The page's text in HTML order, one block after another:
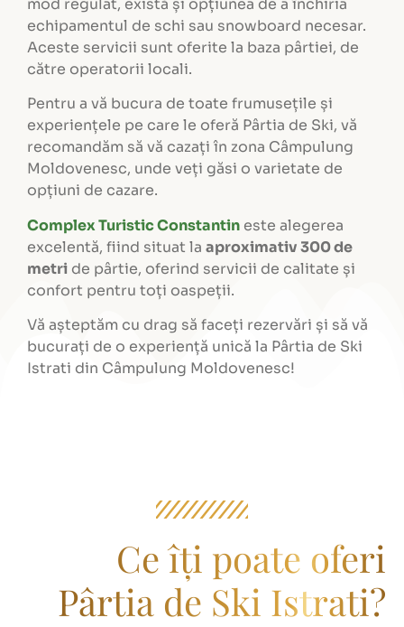
mod regulat, există și opțiunea de a închiria
echipamentul de schi sau snowboard necesar.
Aceste servicii sunt oferite la baza pârtiei, de
către operatorii locali.
Pentru a vă bucura de toate frumusețile și
experiențele pe care le oferă Pârtia de Ski, vă
recomandăm să vă cazați în zona Câmpulung
Moldovenesc, unde veți găsi o varietate de
opțiuni de cazare.
Complex Turistic Constantin este alegerea
excelentă, fiind situat la aproximativ 300 de
metri de pârtie, oferind servicii de calitate și
confort pentru toți oaspeții.
Vă așteptăm cu drag să faceți rezervări și să vă
bucurați de o experiență unică la Pârtia de Ski
Istrati din Câmpulung Moldovenesc!
Ce îți poate oferi
Pârtia de Ski Istrati?